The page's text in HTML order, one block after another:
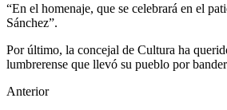
“En el homenaje, que se celebrará en el
Sánchez”.
Por último, la concejal de Cultura ha
lumbrerense que llevó su pueblo por
Anterior